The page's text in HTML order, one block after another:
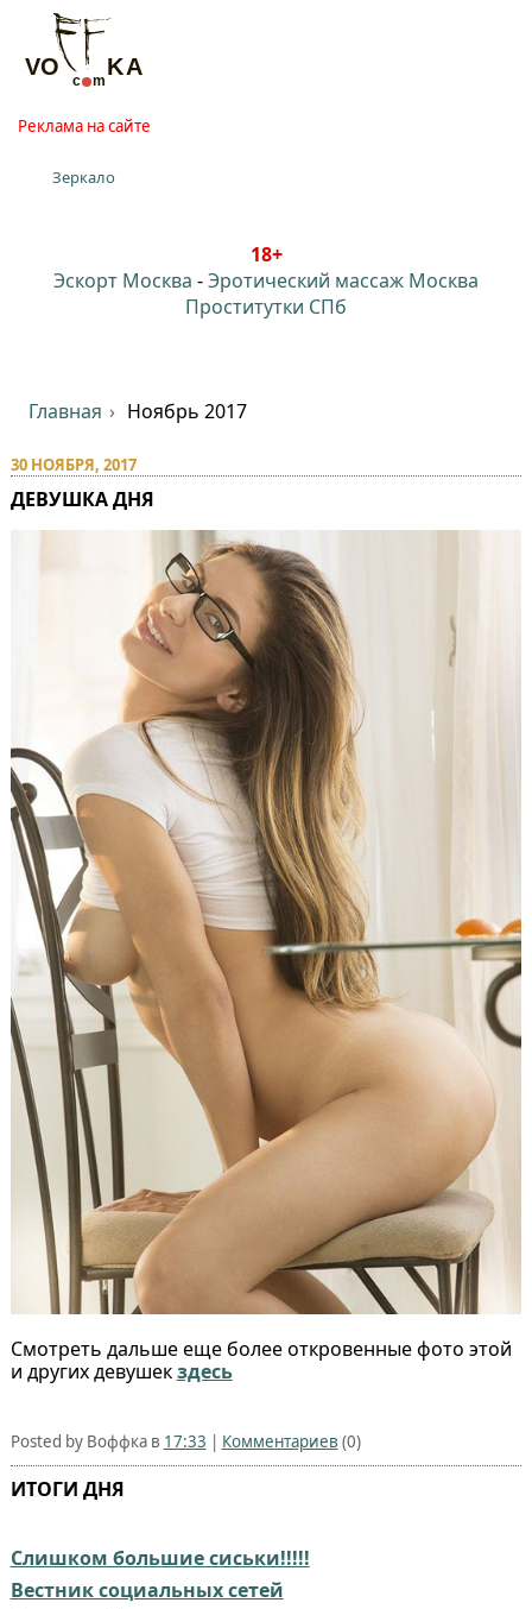
Реклама на сайте
Зеркало
18+
Эскорт Москва -Эротический массаж Москва
Проститутки СПб
Главная Ноябрь 2017
30 НОЯБРЯ, 2017
ДЕВУШКА ДНЯ
Смотреть дальше еще более откровенные фото этой
и других девушекздесь
Posted by Воффка в 17:33 | Комментариев (0)
ИТОГИ ДНЯ
Слишком большие сиськи!!!!!
Вестник социальных сетей